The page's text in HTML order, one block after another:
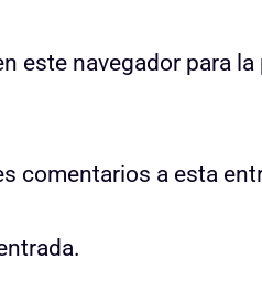
este navegador para la
comentarios a esta